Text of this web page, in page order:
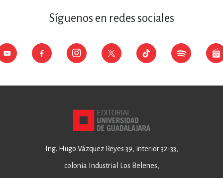
Síguenos en redes sociales
Ing. Hugo Vázquez Reyes 39, interior 32-33,
colonia Industrial Los Belenes,